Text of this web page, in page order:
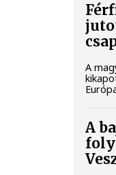
A
A